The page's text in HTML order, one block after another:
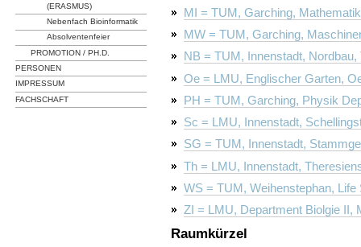
(ERASMUS)
Nebenfach Bioinformatik
Absolventenfeier
PROMOTION / PH.D.
PERSONEN
IMPRESSUM
FACHSCHAFT
MI = TUM, Garching,
MW = TUM, Garching,
NB = TUM, Innenstadt,
Oe = LMU, Englischer Garten,
PH = TUM, Garching, Physik
Sc = LMU, Innenstadt,
SG = TUM, Innenstadt,
Th = LMU, Innenstadt,
WS = TUM, Weihenstephan, Life
ZI = LMU, Department Biolgie II,
Raumkürzel